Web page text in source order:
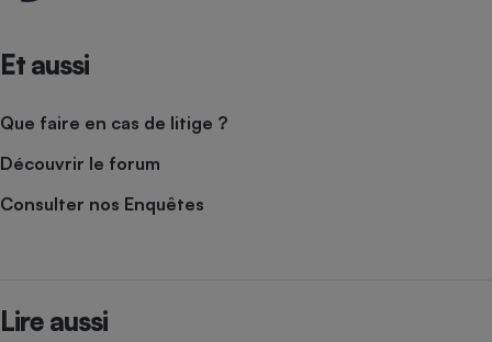
Et aussi
Que faire en cas de litige ?
Découvrir le forum
Consulter nos Enquêtes
Lire aussi